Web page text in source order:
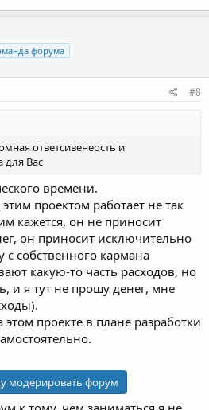
форума
#8
ответсивенеость и
для Вас
времени.
проектом работает не так
кажется, он не приносит
он приносит исключительно
с собственного кармана
какую-то часть расходов, но
и я тут не прошу денег, мне
этом проекте в плане разработки
модерировать форум